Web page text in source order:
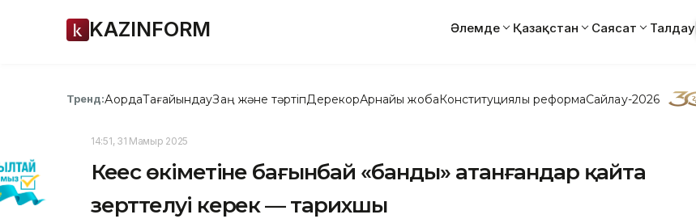
KAZINFORM Әлемде Қазақстан Саясат Талдау
Тренд:АқордаТағайындауЗаң және тәртіпДерекқорАрнайы жобаКонституциялық реформаСайлау-2026
14:51, 31 Мамыр 2025
Кеңес өкіметіне бағынбай «банды» атанғандар қайта
зерттелуі керек — тарихшы